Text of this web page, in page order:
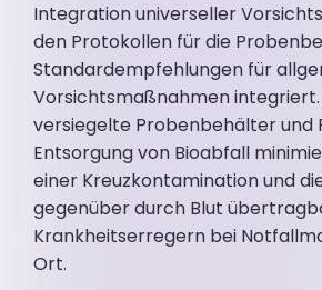
Integration universeller
den Protokollen für die
Standardempfehlungen für
Vorsichtsmaßnahmen
versiegelte Probenbehälter und
Entsorgung von Bioabfall
einer Kreuzkontamination und
gegenüber durch Blut
Krankheitserregern bei
Ort.